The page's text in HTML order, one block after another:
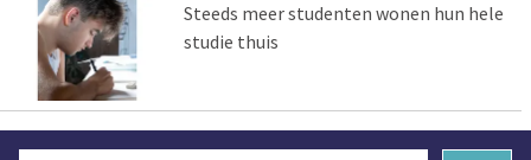
Steeds meer studenten wonen hun hele
studie thuis